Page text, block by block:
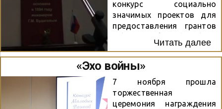
сертификаты.
Подробнее о Конкурсе:
https://clck.ru/X2eYx
budagov.cbstolstoy.ru
+7(383) 266-50-10 Конкурс
проводится при
поддержке Управления
общественных связей
мэрии города
Новосибирска.
конкурс социально
значимых проектов для
предоставления грантов
общественных инициатив
управления
общественных связей
мэрии города
Новосибирска.
Читать далее
«Эхо войны»
7 ноября прошла
торжественная
церемония награждения